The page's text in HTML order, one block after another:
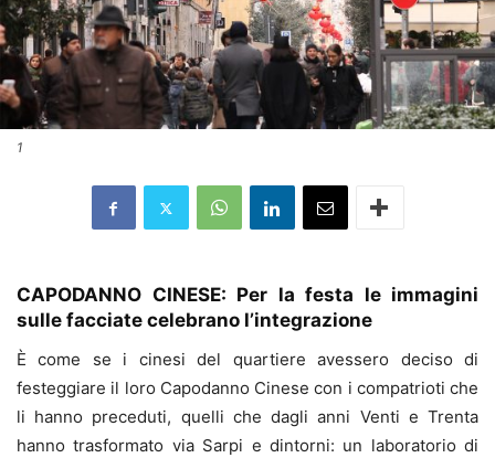
1
CAPODANNO CINESE: Per la festa le immagini
sulle facciate celebrano l’integrazione
È come se i cinesi del quartiere avessero deciso di
festeggiare il loro Capodanno Cinese con i compatrioti che
li hanno preceduti, quelli che dagli anni Venti e Trenta
hanno trasformato via Sarpi e dintorni: un laboratorio di